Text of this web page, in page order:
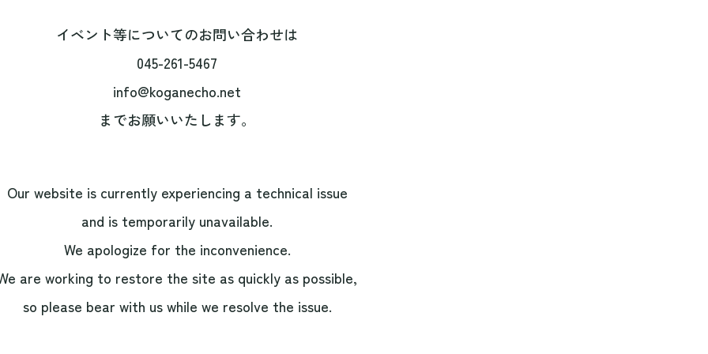
イベント等についてのお問い合わせは
045-261-5467
info@koganecho.net
までお願いいたします。
Our website is currently experiencing a technical issue
and is temporarily unavailable.
We apologize for the inconvenience.
are working to restore the site as quickly as possible,
so please bear with us while we resolve the issue.